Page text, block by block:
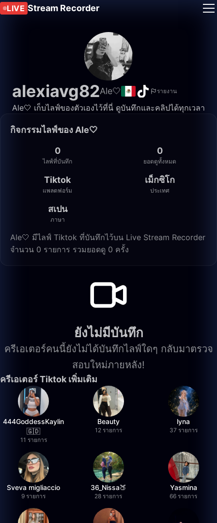
LIVE Stream Recorder
alexiavg82Ale🤍 รายงาน
Ale🤍 เก็บไลฟ์ของตัวเองไว้ที่นี่ ดูบันทึกและคลิปได้ทุกเวลา
กิจกรรมไลฟ์ของ Ale🤍
0
ไลฟ์ที่บันทึก
0
ยอดดูทั้งหมด
Tiktok
แพลตฟอร์ม
เม็กซิโก
ประเทศ
สเปน
ภาษา
Ale🤍 มีไลฟ์ Tiktok ที่บันทึกไว้บน Live Stream Recorder
จำนวน 0 รายการ รวมยอดดู 0 ครั้ง
ยังไม่มีบันทึก
ครีเอเตอร์คนนี้ยังไม่ได้บันทึกไลฟ์ใดๆ กลับมาตรวจ
สอบใหม่ภายหลัง!
ครีเอเตอร์ Tiktok เพิ่มเติม
444GoddessKaylin
🇬🇩
11 รายการ
Beauty
12 รายการ
lyna
37 รายการ
Sveva migliaccio
9 รายการ
36_Nissa🍑
28 รายการ
Yasmina
66 รายการ